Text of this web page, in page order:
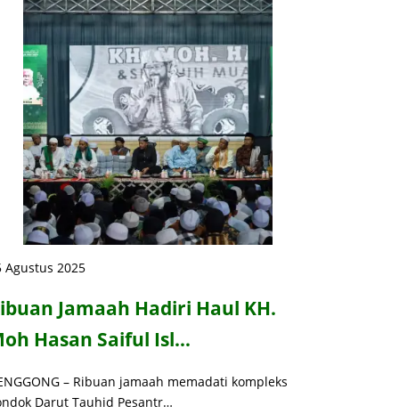
Agustus 2025
Jamaah Hadiri Haul KH.
Hasan Saiful Isl…
– Ribuan jamaah memadati kompleks
Darut Tauhid Pesantr…